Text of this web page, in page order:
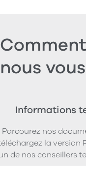
nous
Informations
Parcourez nos
la version
de nos conseillers